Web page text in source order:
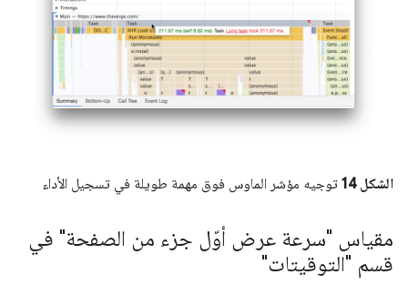
الشكل 14 توجيه مؤشر الماوس فوق مهمة طويلة في تسجيل الأداء
مقياس "سرعة عرض أوّل جزء من الصفحة" في
قسم "التوقيتات"